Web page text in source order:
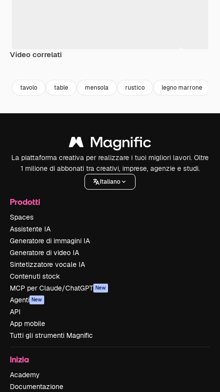
Video correlati
tavolo table mensola rustico legno marrone
La piattaforma creativa per realizzare i tuoi migliori lavori. Oltre
1 milione di abbonati tra creativi, imprese, agenzie e studi.
Italiano
Prodotti
Spaces
Assistente IA
Generatore di immagini IA
Generatore di video IA
Sintetizzatore vocale IA
Contenuti stock
MCP per Claude/ChatGPT New
Agenti New
API
App mobile
Tutti gli strumenti Magnific
Inizia
Academy
Documentazione